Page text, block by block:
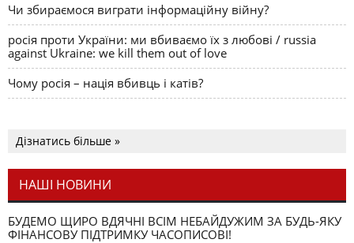
Чи збираємося виграти інформаційну війну?
росія проти України: ми вбиваємо їх з любові / russia
against Ukraine: we kill them out of love
Чому росія – нація вбивць і катів?
Дізнатись більше »
НАШІ НОВИНИ
БУДЕМО ЩИРО ВДЯЧНІ ВСІМ НЕБАЙДУЖИМ ЗА БУДЬ-ЯКУ
ФІНАНСОВУ ПІДТРИМКУ ЧАСОПИСОВІ!